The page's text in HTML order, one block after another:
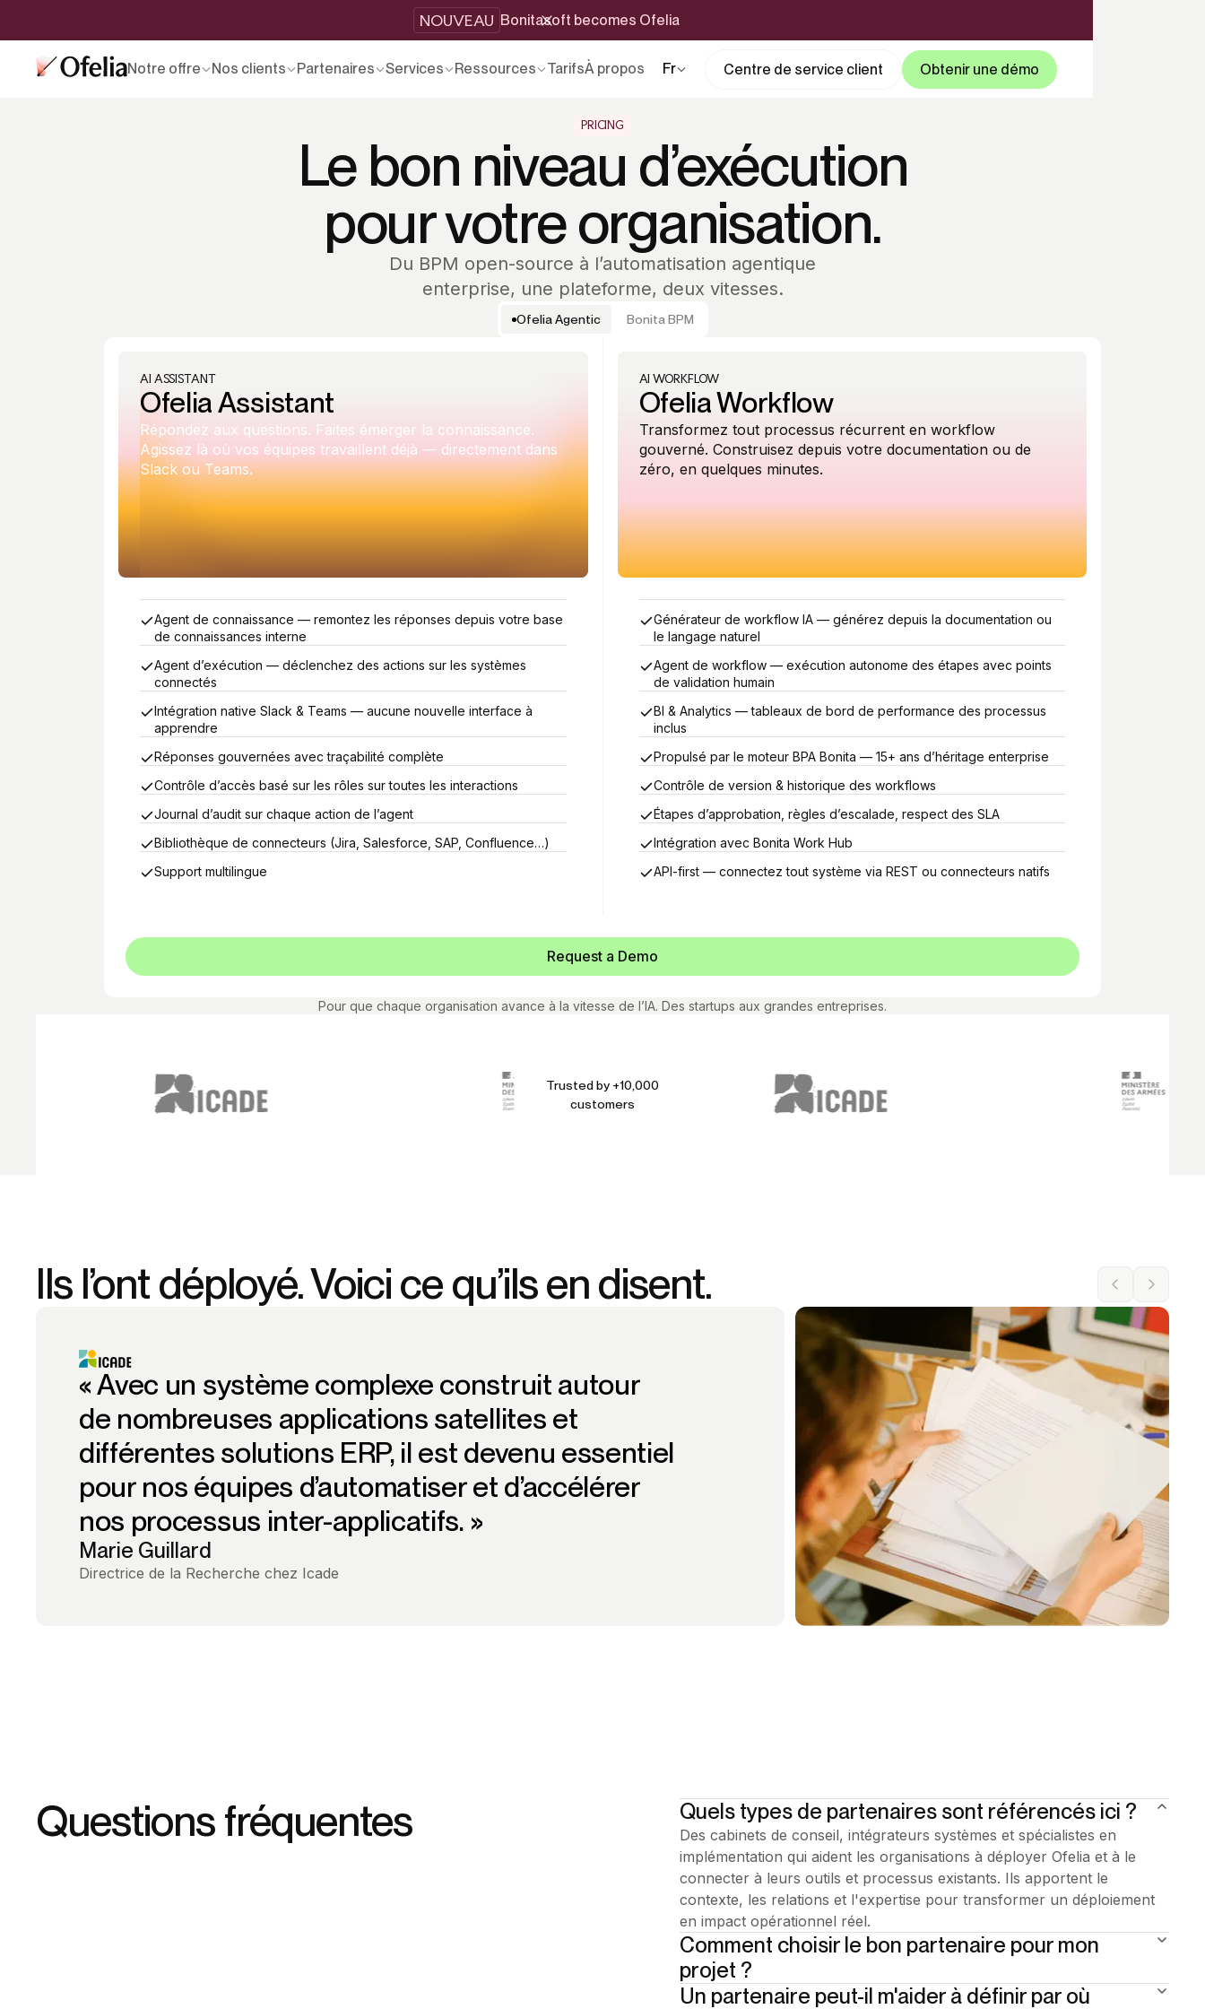
NOUVEAU Bonitasoft becomes Ofelia
Notre offre Nos clients Partenaires Services Ressources TarifsÀ propos Fr Centre de service client Obtenir une démo
PRICING
Le bon niveau d’exécution
pour votre organisation.
Du BPM open-source à l’automatisation agentique
enterprise, une plateforme, deux vitesses.
Ofelia Agentic Bonita BPM
AI ASSISTANT
Ofelia Assistant
Répondez aux questions. Faites émerger la connaissance.
Agissez là où vos équipes travaillent déjà — directement dans
Slack ou Teams.
Agent de connaissance — remontez les réponses depuis votre base
de connaissances interne
Agent d’exécution — déclenchez des actions sur les systèmes
connectés
Intégration native Slack & Teams — aucune nouvelle interface à
apprendre
Réponses gouvernées avec traçabilité complète
Contrôle d’accès basé sur les rôles sur toutes les interactions
Journal d’audit sur chaque action de l’agent
Bibliothèque de connecteurs (Jira, Salesforce, SAP, Confluence…)
Support multilingue
AI WORKFLOW
Ofelia Workflow
Transformez tout processus récurrent en workflow
gouverné. Construisez depuis votre documentation ou de
zéro, en quelques minutes.
Générateur de workflow IA — générez depuis la documentation ou
le langage naturel
Agent de workflow — exécution autonome des étapes avec points
de validation humain
BI & Analytics — tableaux de bord de performance des processus
inclus
Propulsé par le moteur BPA Bonita — 15+ ans d’héritage enterprise
Contrôle de version & historique des workflows
Étapes d’approbation, règles d’escalade, respect des SLA
Intégration avec Bonita Work Hub
API-first — connectez tout système via REST ou connecteurs natifs
Request a Demo
Pour que chaque organisation avance à la vitesse de l’IA. Des startups aux grandes entreprises.
Trusted by +10,000
customers
Ils l’ont déployé. Voici ce qu’ils en disent.
« Avec un système complexe construit autour
de nombreuses applications satellites et
différentes solutions ERP, il est devenu essentiel
pour nos équipes d’automatiser et d’accélérer
nos processus inter-applicatifs. »
Marie Guillard
Directrice de la Recherche chez Icade
Questions fréquentes Quels types de partenaires sont référencés ici ?
Des cabinets de conseil, intégrateurs systèmes et spécialistes en
implémentation qui aident les organisations à déployer Ofelia et à le
connecter à leurs outils et processus existants. Ils apportent le
contexte, les relations et l'expertise pour transformer un déploiement
en impact opérationnel réel.
Comment choisir le bon partenaire pour mon
projet ?
Regardez leur focus sectoriel et leur bilan de livraison. Le bon
Un partenaire peut-il m'aider à définir par où